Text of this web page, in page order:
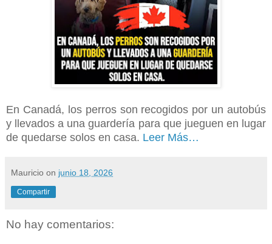
En Canadá, los perros son recogidos por un autobús
y llevados a una guardería para que jueguen en lugar
de quedarse solos en casa. Leer Más…
Mauricio on junio 18, 2026
Compartir
No hay comentarios: